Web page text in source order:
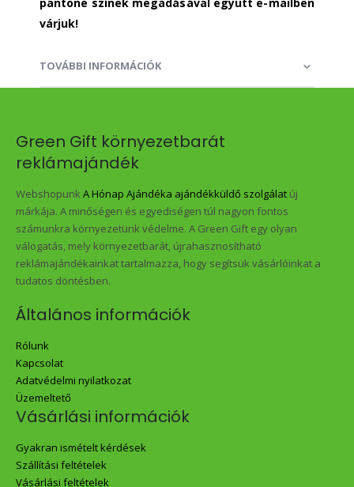
várjuk!
TOVÁBBI INFORMÁCIÓK
Green Gift környezetbarát
reklámajándék
Webshopunk A Hónap Ajándéka ajándékküldő szolgálat új
márkája. A minőségen és egyediségen túl nagyon fontos
számunkra környezetünk védelme. A Green Gift egy olyan
válogatás, mely környezetbarát, újrahasznosítható
reklámajándékainkat tartalmazza, hogy segítsük vásárlóinkat a
tudatos döntésben.
Általános információk
Rólunk
Kapcsolat
Adatvédelmi nyilatkozat
Üzemeltető
Vásárlási információk
Gyakran ismételt kérdések
Szállítási feltételek
Vásárlási feltételek